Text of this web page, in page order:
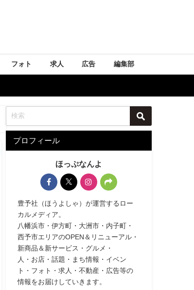
フォト 求人 広告 編集部
プロフィール
ほっぷなんよ
豊予社（ほうよしゃ）が運営するロー
カルメディア。
八幡浜市・伊方町・大洲市・内子町・
西予市エリアのOPEN＆リニューアル・
新商品＆新サービス・グルメ・
人・お店・話題・まち情報・イベン
ト・フォト・求人・不動産・広告等の
情報をお届けしていきます。